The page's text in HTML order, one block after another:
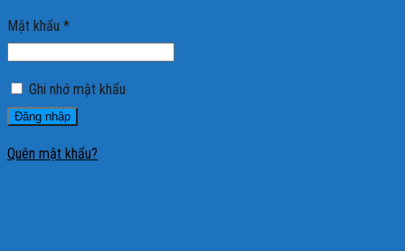
Mật khẩu *
Ghi nhớ mật khẩu
Đăng nhập
Quên mật khẩu?